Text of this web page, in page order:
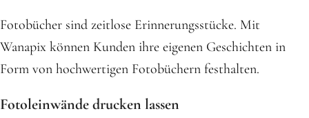
Fotobücher sind zeitlose Erinnerungsstücke. Mit
Wanapix können Kunden ihre eigenen Geschichten in
Form von hochwertigen Fotobüchern festhalten.
Fotoleinwände drucken lassen